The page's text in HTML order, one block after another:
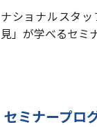
ナショナルスタ
見」が学べるセミ
セミナープロ